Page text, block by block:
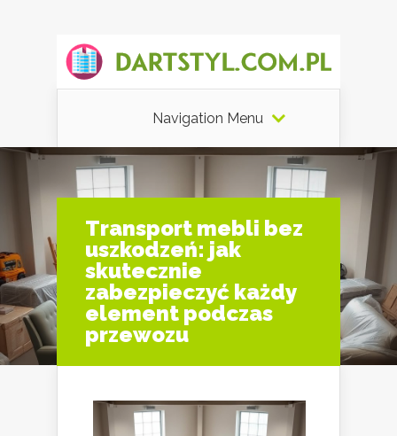
Navigation Menu
Transport mebli bez
uszkodzeń: jak
skutecznie
zabezpieczyć każdy
element podczas
przewozu